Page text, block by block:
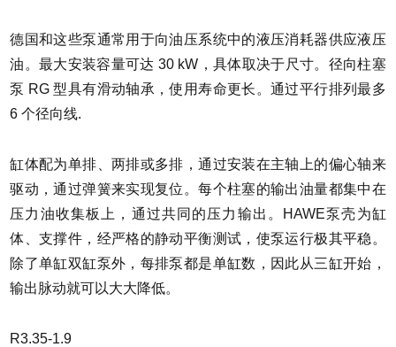
德国和这些泵通常用于向油压系统中的液压消耗器供应液压
油。最大安装容量可达 30 kW，具体取决于尺寸。径向柱塞
泵 RG 型具有滑动轴承，使用寿命更长。通过平行排列最多
6 个径向线.
缸体配为单排、两排或多排，通过安装在主轴上的偏心轴来
驱动，通过弹簧来实现复位。每个柱塞的输出油量都集中在
压力油收集板上，通过共同的压力输出。HAWE泵壳为缸
体、支撑件，经严格的静动平衡测试，使泵运行极其平稳。
除了单缸双缸泵外，每排泵都是单缸数，因此从三缸开始，
输出脉动就可以大大降低。
R3.35-1.9